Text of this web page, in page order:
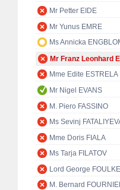
Mr Petter EIDE
Mr Yunus EMRE
Ms Annicka
Mr Franz Leonhard
Mme Edite ESTRELA
Mr Nigel EVANS
M. Piero FASSINO
Ms Sevinj
Mme Doris FIALA
Ms Tarja FILATOV
Lord George
M. Bernard